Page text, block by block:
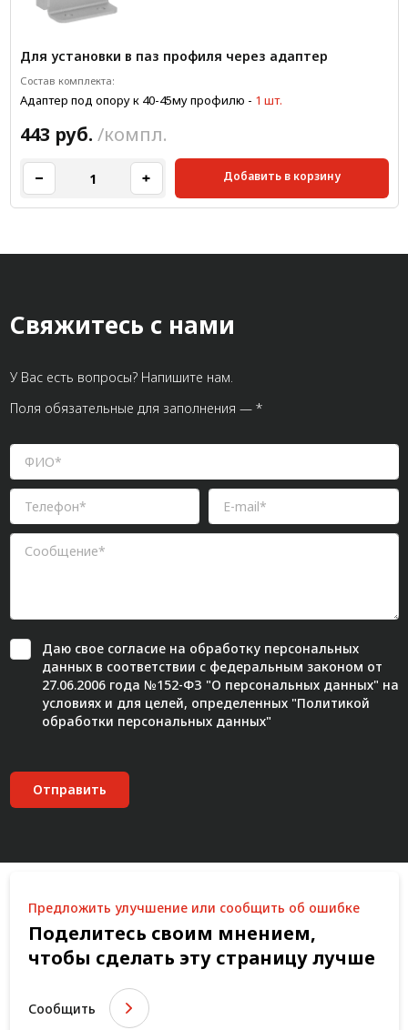
Для установки в паз профиля через адаптер
Состав комплекта:
Адаптер под опору к 40-45му профилю - 1 шт.
443 руб. /компл.
Добавить в корзину
Свяжитесь с нами
У Вас есть вопросы? Напишите нам.
Поля обязательные для заполнения — *
Даю свое согласиена обработку персональных
данных в соответствии с федеральным законом от
27.06.2006 года №152-ФЗ "О персональных данных" на
условиях и для целей, определенных "Политикой
обработки персональных данных"
Отправить
Предложить улучшение или сообщить об ошибке
Поделитесь своим мнением,
чтобы сделать эту страницу лучше
Сообщить